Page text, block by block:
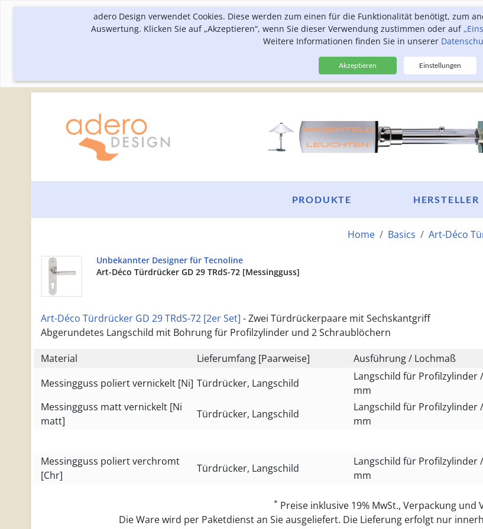
adero Design verwendet Cookies. Diese werden zum einen für die Funktionalität benötigt, zum
Auswertung. Klicken Sie auf „Akzeptieren“, wenn Sie dieser Verwendung zustimmen oder auf
Weitere Informationen finden Sie in unserer
Akzeptieren Einstellungen
HERSTELLER
PRODUKTE
Home Basics Art-Déco
Unbekannter Designer für Tecnoline
Art-Déco Türdrücker GD 29 TRdS-72 [Messingguss]
Art-Déco Türdrücker GD 29 TRdS-72 [2er Set] - Zwei Türdrückerpaare mit Sechskantgriff
Abgerundetes Langschild mit Bohrung für Profilzylinder und 2 Schraublöchern
Material
Lieferumfang [Paarweise] Ausführung / Lochmaß
Messingguss poliert vernickelt [Ni] Türdrücker, Langschild
Langschild für Profilzylinder
mm
Messingguss matt vernickelt [Ni
matt]
Türdrücker, Langschild
Langschild für Profilzylinder
mm
Messingguss poliert verchromt
[Chr]
Türdrücker, Langschild
Langschild für Profilzylinder
mm
* Preise inklusive 19% MwSt., Verpackung und
Die Ware wird per Paketdienst an Sie ausgeliefert. Die Lieferung erfolgt nur